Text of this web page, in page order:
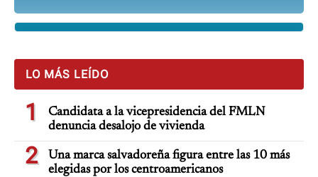
LO MÁS LEÍDO
1
Candidata a la vicepresidencia del FMLN
denuncia desalojo de vivienda
2
Una marca salvadoreña figura entre las 10 más
elegidas por los centroamericanos